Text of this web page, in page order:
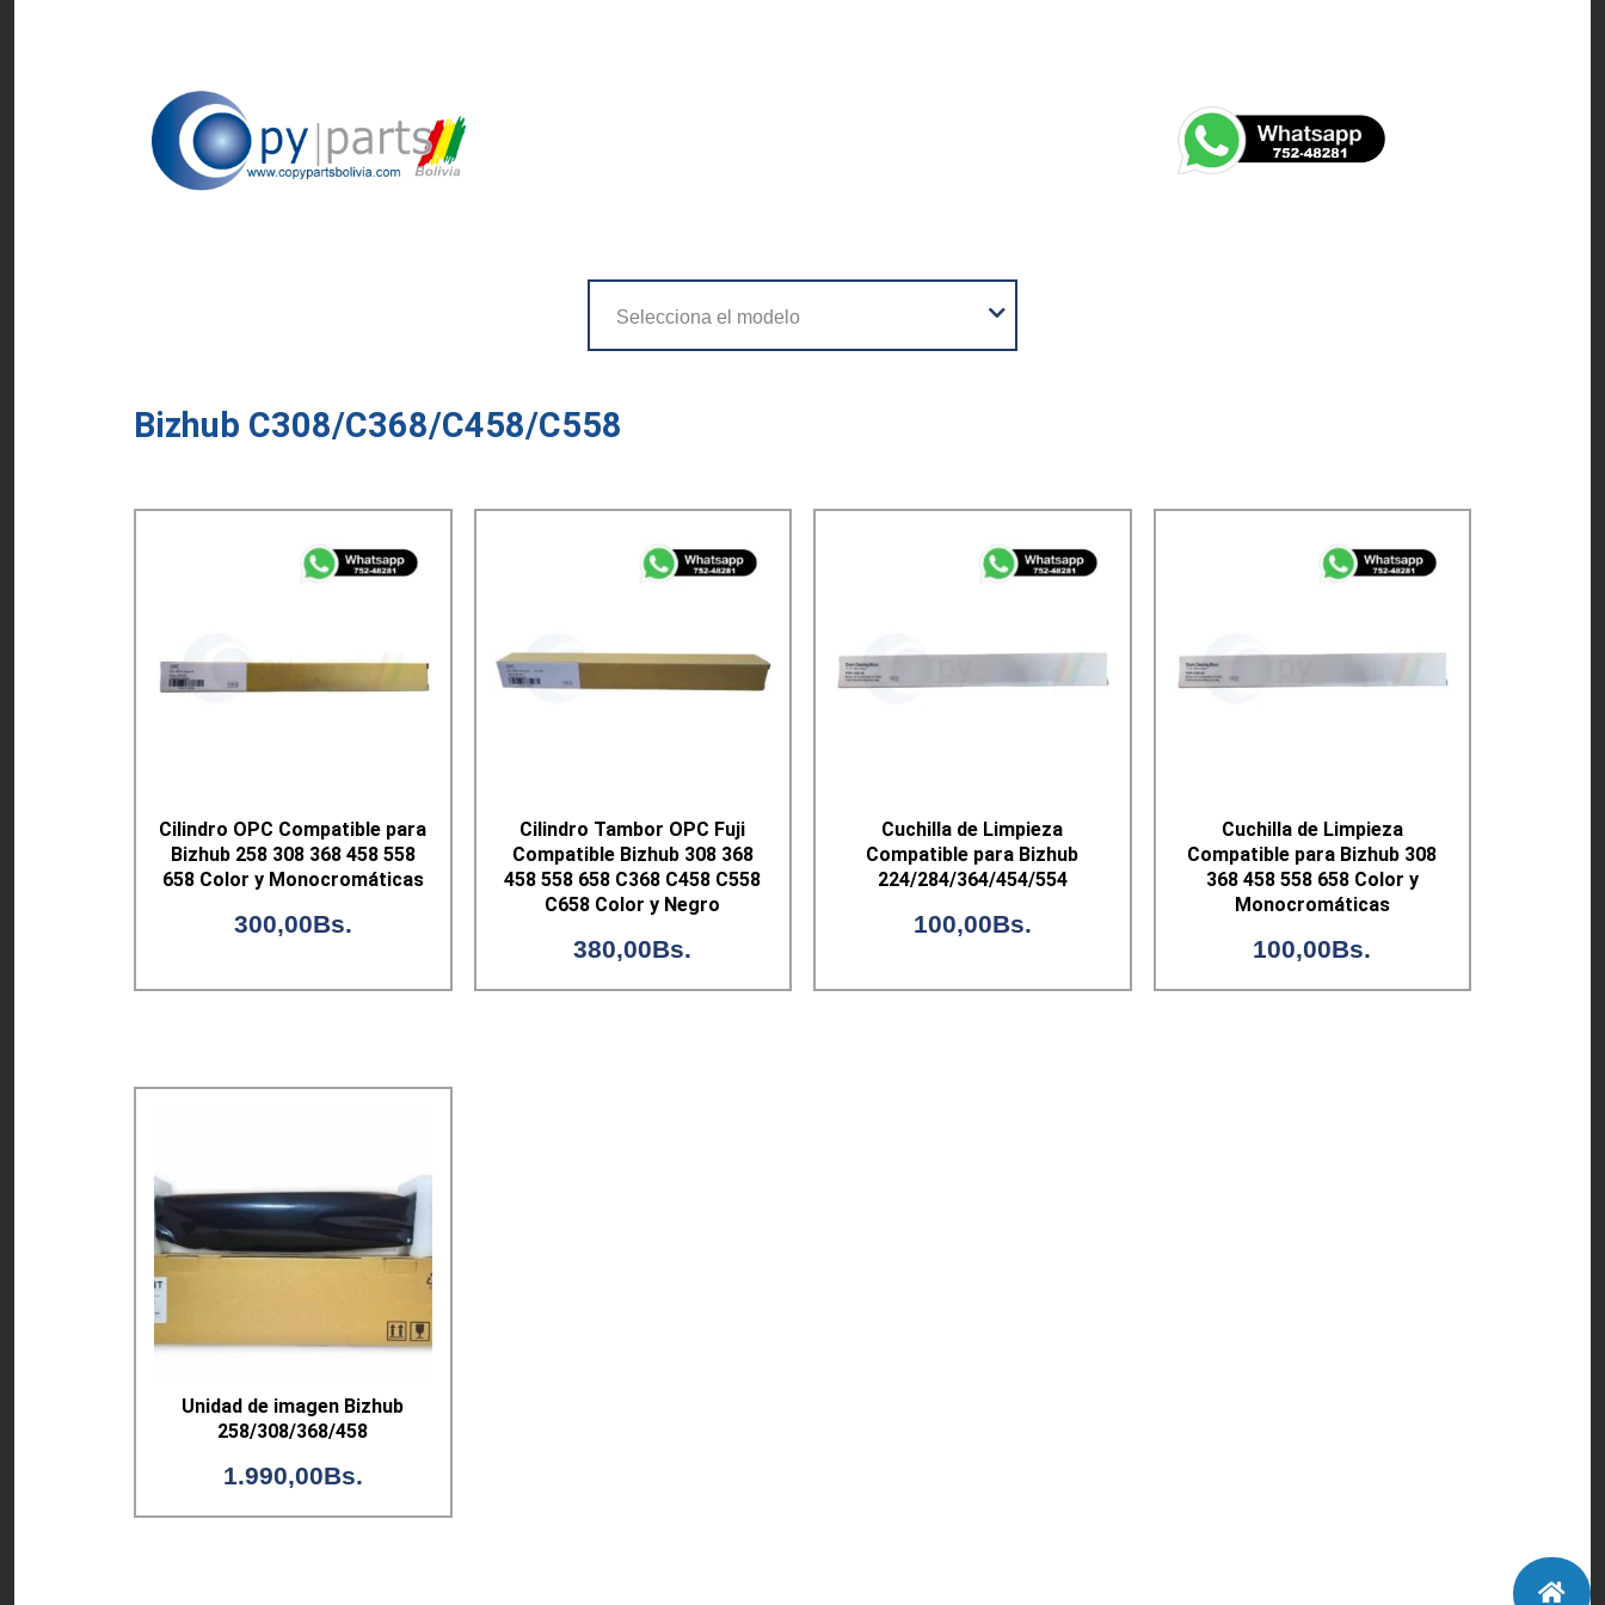
Bizhub C308/C368/C458/C558
Cilindro OPC Compatible para
Bizhub 258 308 368 458 558
658 Color y Monocromáticas
300,00Bs.
Cilindro Tambor OPC Fuji
Compatible Bizhub 308 368
458 558 658 C368 C458 C558
C658 Color y Negro
380,00Bs.
Cuchilla de Limpieza
Compatible para Bizhub
224/284/364/454/554
100,00Bs.
Cuchilla de Limpieza
Compatible para Bizhub 308
368 458 558 658 Color y
Monocromáticas
100,00Bs.
Unidad de imagen Bizhub
258/308/368/458
1.990,00Bs.